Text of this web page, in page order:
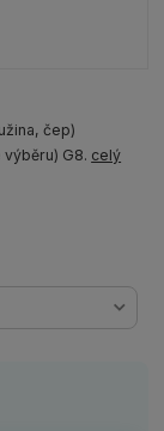
čep)
G8. celý